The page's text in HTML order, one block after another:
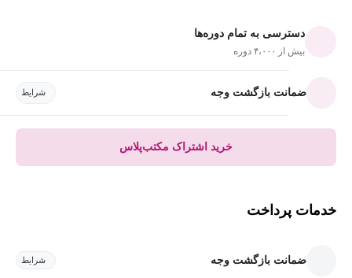
دسترسی به تمام دوره‌ها
بیش از ۴،۰۰۰ دوره
ضمانت بازگشت وجه شرایط
خرید اشتراک مکتب‌پلاس
خدمات پرداخت
ضمانت بازگشت وجه شرایط